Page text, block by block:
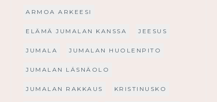
ARMOA ARKEESI
ELÄMÄ JUMALAN KANSSA JEESUS
JUMALA JUMALAN HUOLENPITO
JUMALAN LÄSNÄOLO
JUMALAN RAKKAUS KRISTINUSKO